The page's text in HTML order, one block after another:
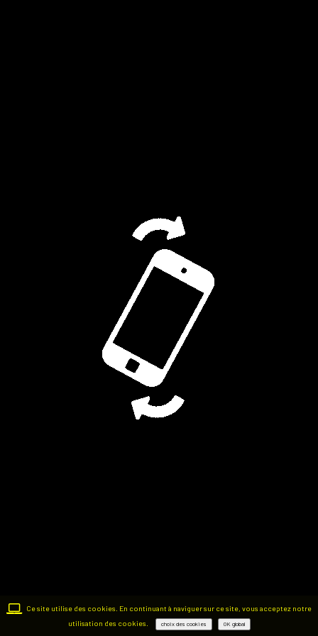
Ce site utilise des cookies. En continuant à naviguer sur ce site, vous acceptez notre
utilisation des cookies.
choix des cookies OK global